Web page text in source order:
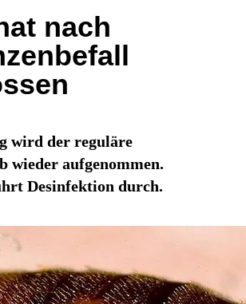
nach
wird der reguläre
wieder aufgenommen.
Desinfektion durch.